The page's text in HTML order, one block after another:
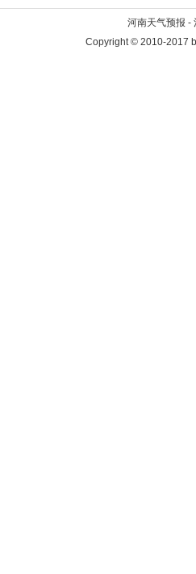
河南天气预报 -
Copyright © 2010-2017